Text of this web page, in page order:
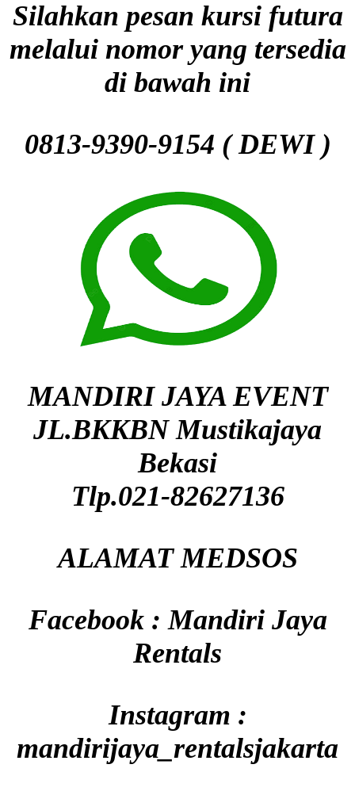
Silahkan pesan kursi futura
melalui nomor yang tersedia
di bawah ini
0813-9390-9154 ( DEWI )
MANDIRI JAYA EVENT
JL.BKKBN Mustikajaya
Bekasi
Tlp.021-82627136
ALAMAT MEDSOS
Facebook : Mandiri Jaya
Rentals
Instagram :
mandirijaya_rentalsjakarta